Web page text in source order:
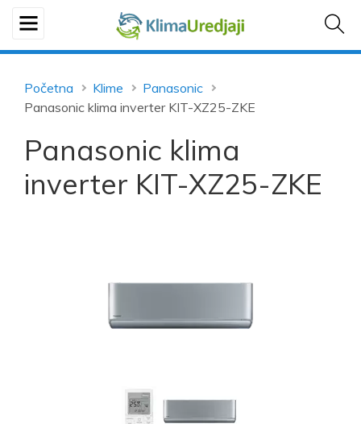
Početna Klime
Panasonic
Panasonic klima inverter KIT-XZ25-ZKE
Panasonic klima
inverter KIT-XZ25-ZKE